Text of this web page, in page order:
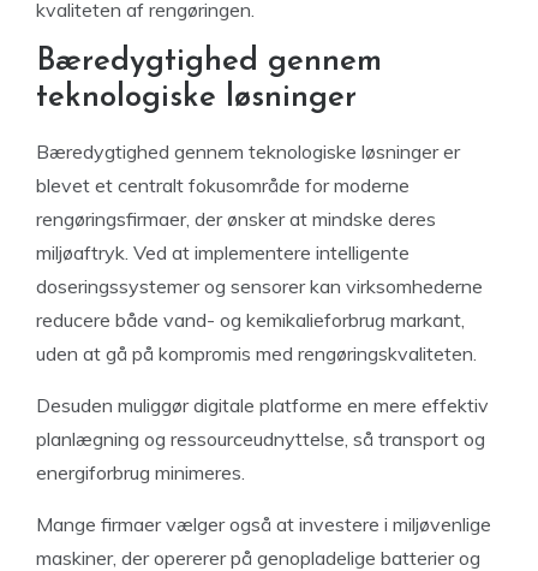
kvaliteten af rengøringen.
Bæredygtighed gennem
teknologiske løsninger
Bæredygtighed gennem teknologiske løsninger er
blevet et centralt fokusområde for moderne
rengøringsfirmaer, der ønsker at mindske deres
miljøaftryk. Ved at implementere intelligente
doseringssystemer og sensorer kan virksomhederne
reducere både vand- og kemikalieforbrug markant,
uden at gå på kompromis med rengøringskvaliteten.
Desuden muliggør digitale platforme en mere effektiv
planlægning og ressourceudnyttelse, så transport og
energiforbrug minimeres.
Mange firmaer vælger også at investere i miljøvenlige
maskiner, der opererer på genopladelige batterier og